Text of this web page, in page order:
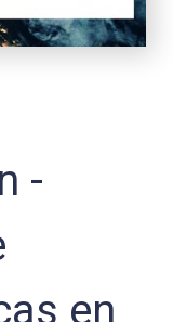
-
en